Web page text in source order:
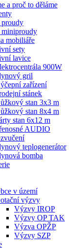
a proč to děláme
proudy
miniproudy
mobiliáře
sety
lavice
900W
gril
zařízení
stánek
stan 3x3 m
stan 8x4 m
stan 6x12 m
AUDIO
teplogenerátor
bomba
v území
výzvy
Výzvy IROP
Výzvy OP TAK
Výzva OPŽP
Výzvy SZP